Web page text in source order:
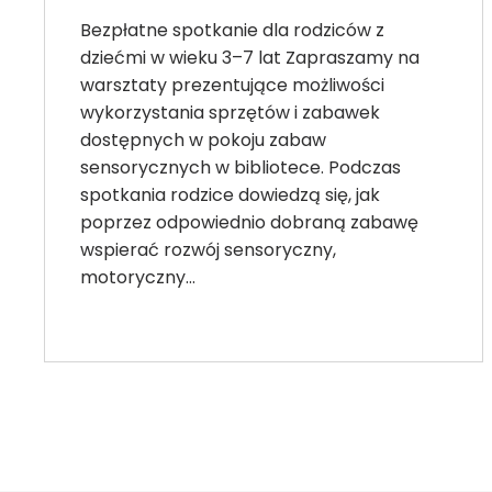
Bezpłatne spotkanie dla rodziców z
dziećmi w wieku 3–7 lat Zapraszamy na
warsztaty prezentujące możliwości
wykorzystania sprzętów i zabawek
dostępnych w pokoju zabaw
sensorycznych w bibliotece. Podczas
spotkania rodzice dowiedzą się, jak
poprzez odpowiednio dobraną zabawę
wspierać rozwój sensoryczny,
motoryczny…